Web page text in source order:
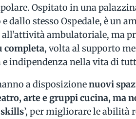
Ospitato in una
dallo stesso Ospedale, è un
ambulatoriale, ma
completa, volta al supporto
indipendenza nella vita di
a disposizionenuovi
arte e gruppi cucina, ma
’, per migliorare le abilità